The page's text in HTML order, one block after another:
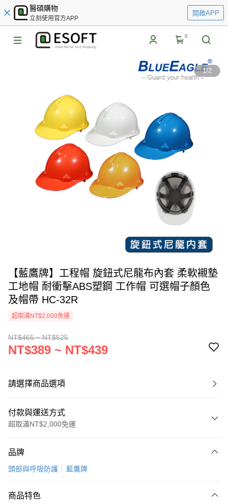
醫碩購物
立刻使用官方APP
開啟APP
0
1/2
【藍鷹牌】工程帽 旋鈕式尼龍布內套 柔軟襯墊
工地帽 耐衝擊ABS塑鋼 工作帽 可選帽子顏色
及帽帶 HC-32R
超取滿NT$2,000免運
NT$465 ~ NT$525
NT$389 ~ NT$439
請選擇商品選項
付款與運送方式
超取滿NT$2,000免運
信用卡一次付款
LINE Pay
品牌
頭部與呼吸防護 藍鷹牌
商品特色